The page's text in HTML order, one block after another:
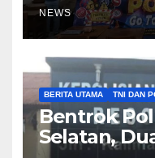
NEWS
BERITA UTAMA TNI DAN
Bentrok
Selatan,